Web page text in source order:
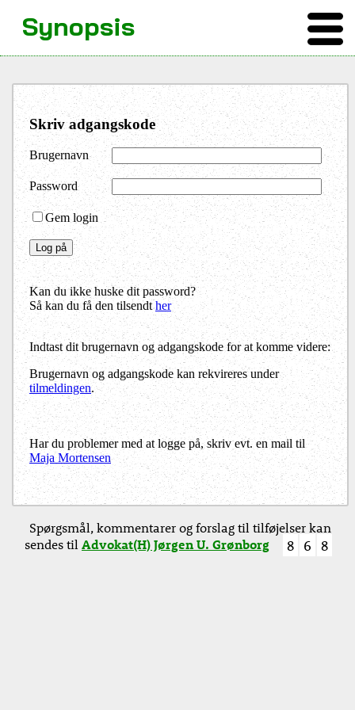
Skriv adgangskode
Brugernavn
Password
Gem login
Kan du ikke huske dit password?
Så kan du få den tilsendther
Indtast dit brugernavn og adgangskode for at komme videre:
Brugernavn og adgangskode kan rekvireres under
tilmeldingen.
Har du problemer med at logge på, skriv evt. en mail til
Maja Mortensen
Synopsis
Spørgsmål, kommentarer og forslag til tilføjelser kan
sendes tilAdvokat(H) Jørgen U. Grønborg 8 6 8